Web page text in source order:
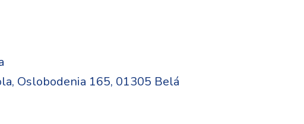
Oslobodenia 165, 01305 Belá